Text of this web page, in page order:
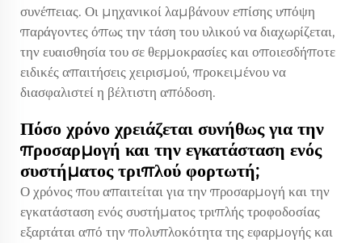
συνέπειας. Οι μηχανικοί λαμβάνουν επίσης υπόψη
παράγοντες όπως την τάση του υλικού να διαχωρίζεται,
την ευαισθησία του σε θερμοκρασίες και οποιεσδήποτε
ειδικές απαιτήσεις χειρισμού, προκειμένου να
διασφαλιστεί η βέλτιστη απόδοση.
Πόσο χρόνο χρειάζεται συνήθως για την
προσαρμογή και την εγκατάσταση ενός
συστήματος τριπλού φορτωτή;
Ο χρόνος που απαιτείται για την προσαρμογή και την
εγκατάσταση ενός συστήματος τριπλής τροφοδοσίας
εξαρτάται από την πολυπλοκότητα της εφαρμογής και